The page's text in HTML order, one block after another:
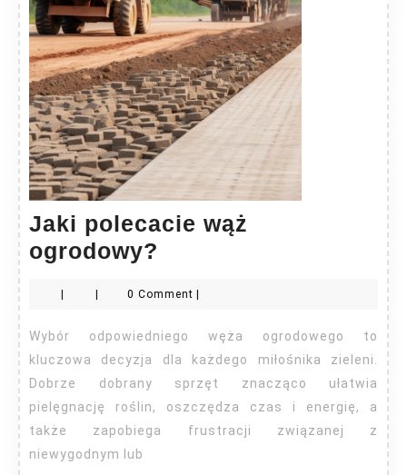
Jaki polecacie wąż
ogrodowy?
wąż
ogrodowy?
| | 0 Comment |
Wybór odpowiedniego węża ogrodowego to
kluczowa decyzja dla każdego miłośnika zieleni.
Dobrze dobrany sprzęt znacząco ułatwia
pielęgnację roślin, oszczędza czas i energię, a
także zapobiega frustracji związanej z
niewygodnym lub